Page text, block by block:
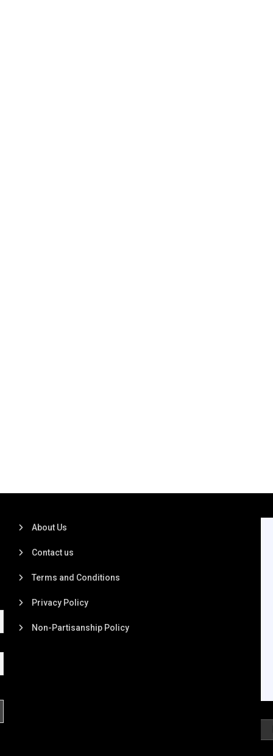
About Us
Contact us
Terms and Conditions
Privacy Policy
Non-Partisanship Policy